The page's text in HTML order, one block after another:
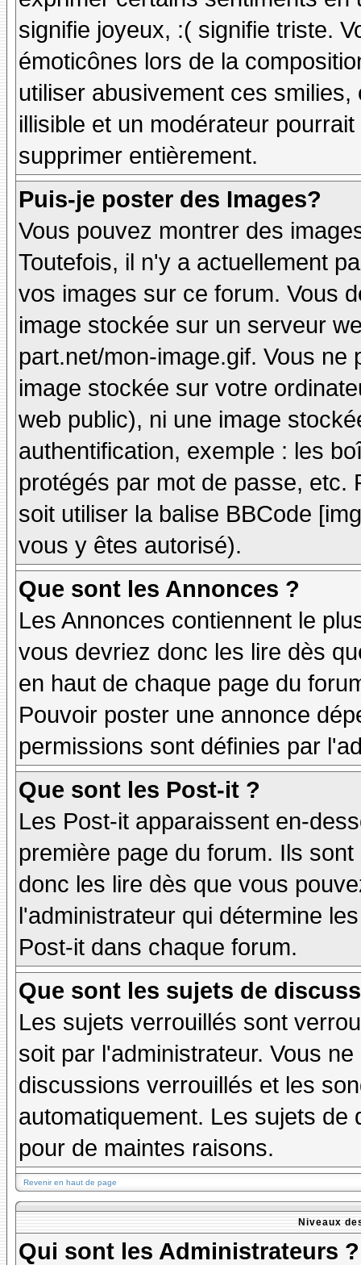
signifie joyeux, :( signifie triste.
émoticônes lors de la
utiliser abusivement ces
illisible et un modérateur
supprimer entièrement.
Puis-je poster des Images?
Vous pouvez montrer des
Toutefois, il n'y a actuellement
vos images sur ce forum. Vous
image stockée sur un serveur
part.net/mon-image.gif. Vous
image stockée sur votre
web public), ni une image
authentification, exemple : les
protégés par mot de passe, etc.
soit utiliser la balise BBCode
vous y êtes autorisé).
Que sont les Annonces ?
Les Annonces contiennent le
vous devriez donc les lire dès
en haut de chaque page du
Pouvoir poster une annonce
permissions sont définies par
Que sont les Post-it ?
Les Post-it apparaissent en-
première page du forum. Ils
donc les lire dès que vous
l'administrateur qui détermine
Post-it dans chaque forum.
Que sont les sujets de
Les sujets verrouillés sont
soit par l'administrateur. Vous
discussions verrouillés et les
automatiquement. Les sujets
pour de maintes raisons.
Revenir en haut de page
Niveaux
Qui sont les Administrateurs ?